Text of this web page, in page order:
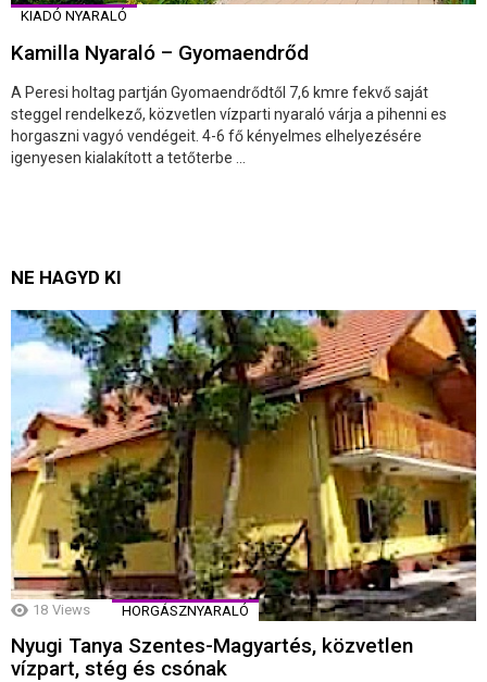
KIADÓ NYARALÓ
Kamilla Nyaraló – Gyomaendrőd
A Peresi holtag partján Gyomaendrődtől 7,6 kmre fekvő saját
steggel rendelkező, közvetlen vízparti nyaraló várja a pihenni es
horgaszni vagyó vendégeit. 4-6 fő kényelmes elhelyezésére
igenyesen kialakított a tetőterbe ...
NE HAGYD KI
18 Views HORGÁSZNYARALÓ
Nyugi Tanya Szentes-Magyartés, közvetlen
vízpart, stég és csónak